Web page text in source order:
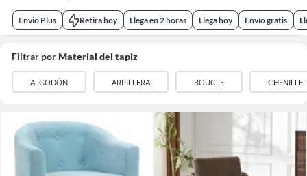
Envio Plus Retira hoy Llega en 2 horas Llega hoy Envío gratis
Filtrar porMaterial del tapiz
ALGODÓN ARPILLERA BOUCLE CHENILLE